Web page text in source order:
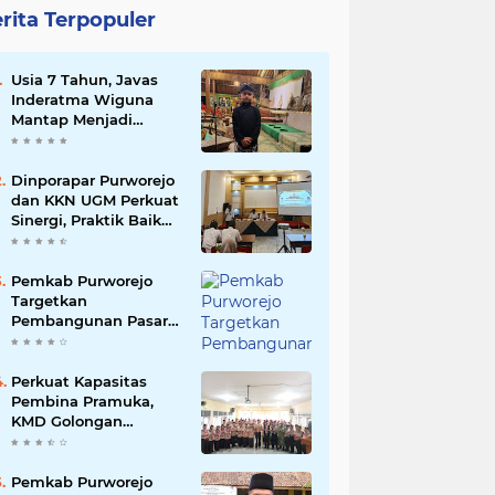
Terpopuler
Usia 7 Tahun, Javas
Inderatma Wiguna
Mantap Menjadi
Dalang Cilik, Sang
Menonton Wayang di
YouTube
Dinporapar Purworejo
dan KKN UGM Perkuat
Sinergi, Praktik Baik
Kecamatan Berdaya
Pemkab Purworejo
Targetkan
Pembangunan Pasar
Kutoarjo Dimulai 2027,
Kelayakan hingga
DED
Perkuat Kapasitas
Pembina Pramuka,
KMD Golongan
Penggalang Pituruh
Pemkab Purworejo